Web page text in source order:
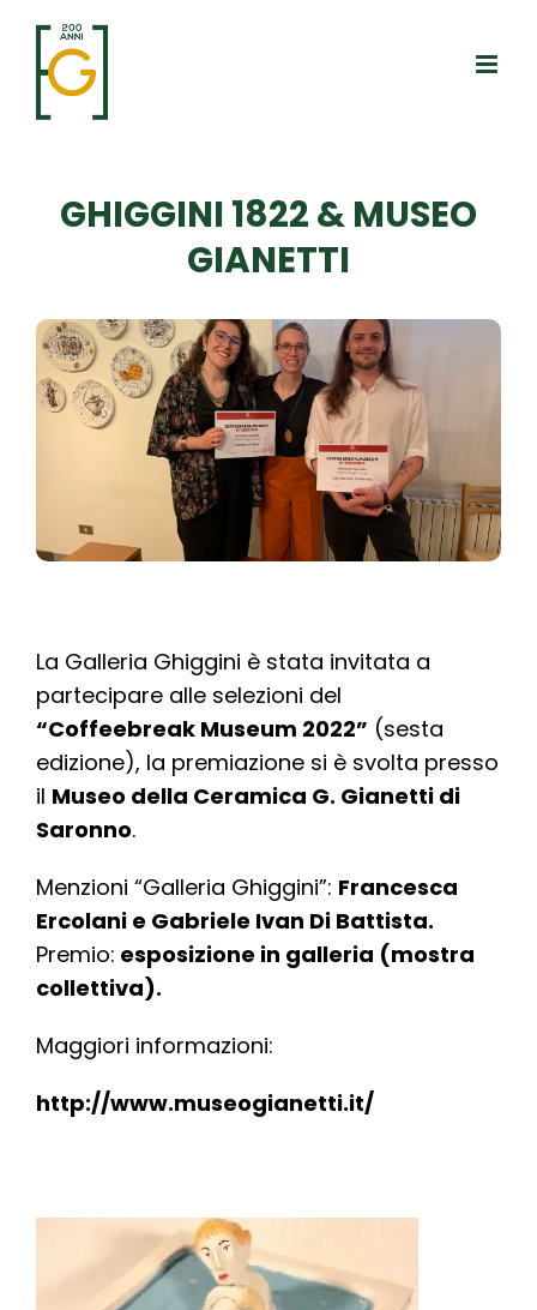
contenuto
GHIGGINI 1822 & MUSEO
GIANETTI
La Galleria Ghiggini è stata invitata a
partecipare alle selezioni del
“Coffeebreak Museum 2022” (sesta
edizione), la premiazione si è svolta presso
il Museo della Ceramica G. Gianetti di
Saronno.
Menzioni “Galleria Ghiggini”: Francesca
Ercolani e Gabriele Ivan Di Battista.
Premio: esposizione in galleria (mostra
collettiva).
Maggiori informazioni:
http://www.museogianetti.it/